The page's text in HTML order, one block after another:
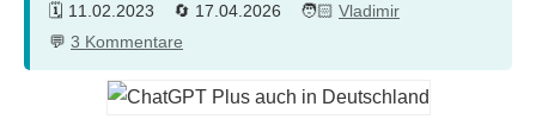
11.02.2023 17.04.2026
Vladimir
3 Kommentare